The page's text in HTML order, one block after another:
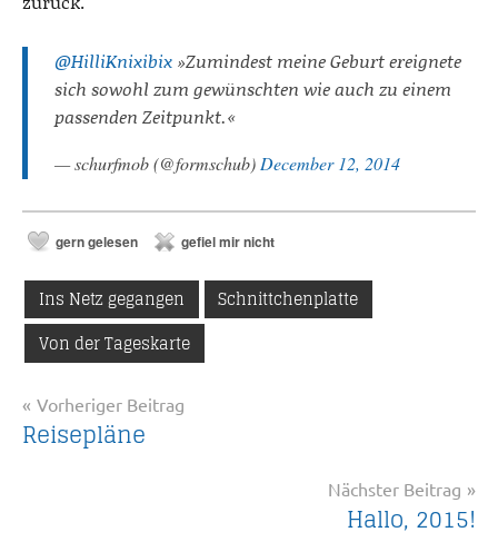
@HilliKnixibix »Zumindest meine Geburt ereignete
sich sowohl zum gewünschten wie auch zu einem
passenden Zeitpunkt.«
— schurfmob (@formschub) December 12, 2014
gern gelesen gefiel mir nicht
Ins Netz gegangen
Schnittchenplatte
Von der Tageskarte
Beitragsnavigation
Vorheriger Beitrag
Reisepläne
Nächster Beitrag
Hallo, 2015!